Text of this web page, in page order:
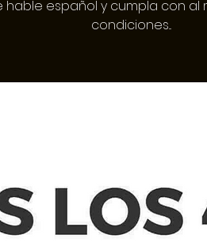
hable español y cumpla con al
condiciones...